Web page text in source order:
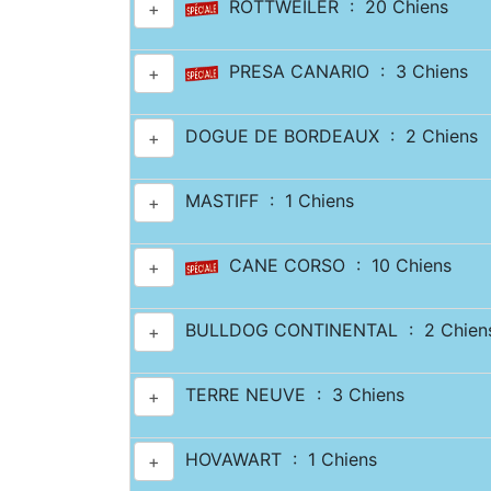
+ ROTTWEILER : 20 Chiens
+ PRESA CANARIO : 3 Chiens
+ DOGUE DE BORDEAUX : 2 Chiens
+ MASTIFF : 1 Chiens
+ CANE CORSO : 10 Chiens
+ BULLDOG CONTINENTAL : 2
+ TERRE NEUVE : 3 Chiens
+ HOVAWART : 1 Chiens